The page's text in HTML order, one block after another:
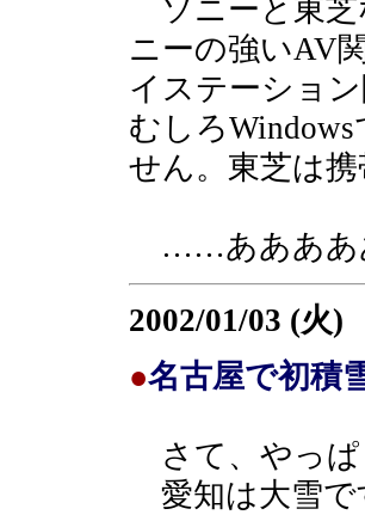
ソニーと東芝
ニーの強いAV
イステーショ
むしろ
せん。東芝は
……ああああ
2002/01/03 (火)
●名古屋で初積
さて、やっぱ
愛知は大雪で